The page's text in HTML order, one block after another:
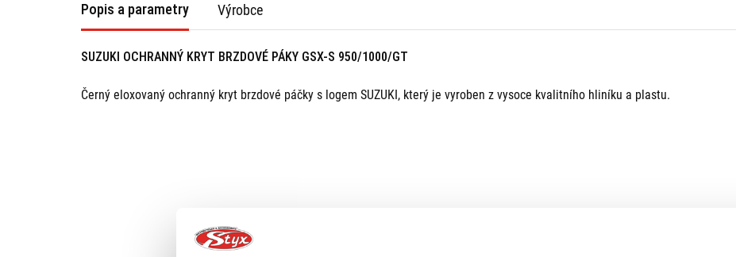
Popis a parametry Výrobce
SUZUKI OCHRANNÝ KRYT BRZDOVÉ PÁKY GSX-S 950/1000/GT
Černý eloxovaný ochranný kryt brzdové páčky s logem SUZUKI, který je vyroben z vysoce kvalitního hliníku a plastu.